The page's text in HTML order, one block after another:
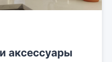
аксессуары